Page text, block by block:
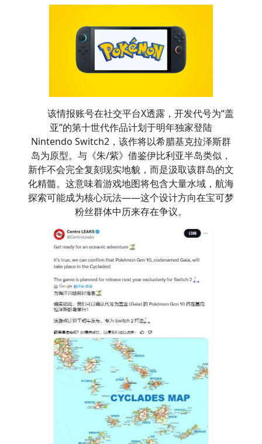
该情报账号在社交平台X透露，开发代号为“盖
亚”的第十世代作品计划于明年独家登陆
Nintendo Switch2，该作将以希腊基克拉泽斯群
岛为原型。与《朱/紫》借鉴伊比利亚半岛类似，
新作不会完全复刻现实地貌，而是汲取该群岛的文
化精髓。这意味着游戏地图将包含大量水域，航海
探索可能成为核心玩法——这个设计方向在宝可梦
粉丝群体中历来存在争议。